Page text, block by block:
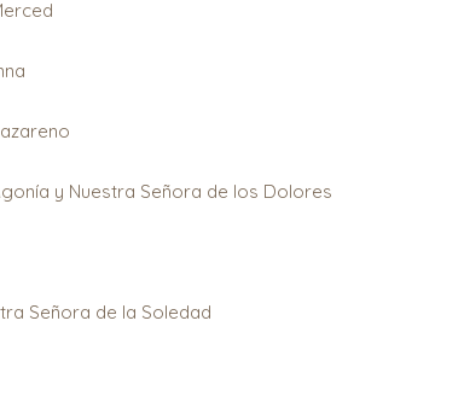
y Nuestra Señora de los Dolores
Señora de la Soledad